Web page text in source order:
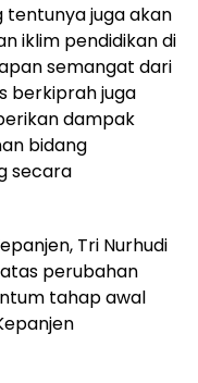
tentunya juga akan
iklim pendidikan di
semangat dari
berkiprah juga
dampak
bidang
secara
Tri Nurhudi
perubahan
tahap awal